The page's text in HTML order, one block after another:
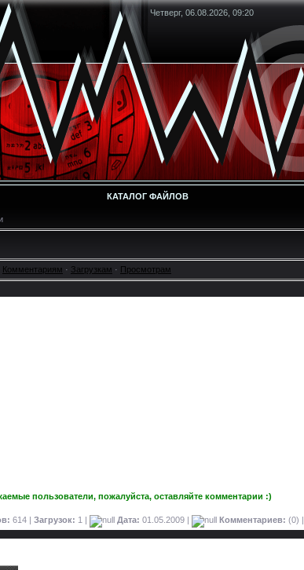
Четверг, 06.08.2026, 09:20
КАТАЛОГ ФАЙЛОВ
Комментариям · Загрузкам · Просмотрам
пользователи, пожалуйста, оставляйте комментарии :)
614 | Загрузок: 1 | Дата: 01.05.2009 | Комментариев: (0) |